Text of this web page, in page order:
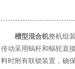
槽型混合机整机组
传动采用蜗杆和蜗轮直
料时附有联锁装置，确